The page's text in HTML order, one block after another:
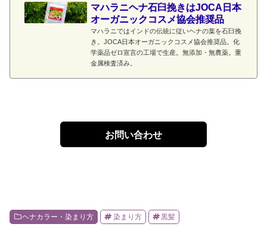
マハラニヘナ石臼挽きはJOCA日本
オーガニックコスメ協会推奨品
マハラニではインドの伝統に従いヘナの葉を石臼挽
き。JOCA日本オーガニックコスメ協会推奨品。化
学薬品ゼロ宣言の工場で生産。無添加・無農薬。重
金属検査済み。
お問い合わせ
ヘナカラー・染まり方 染まり方 黒髪